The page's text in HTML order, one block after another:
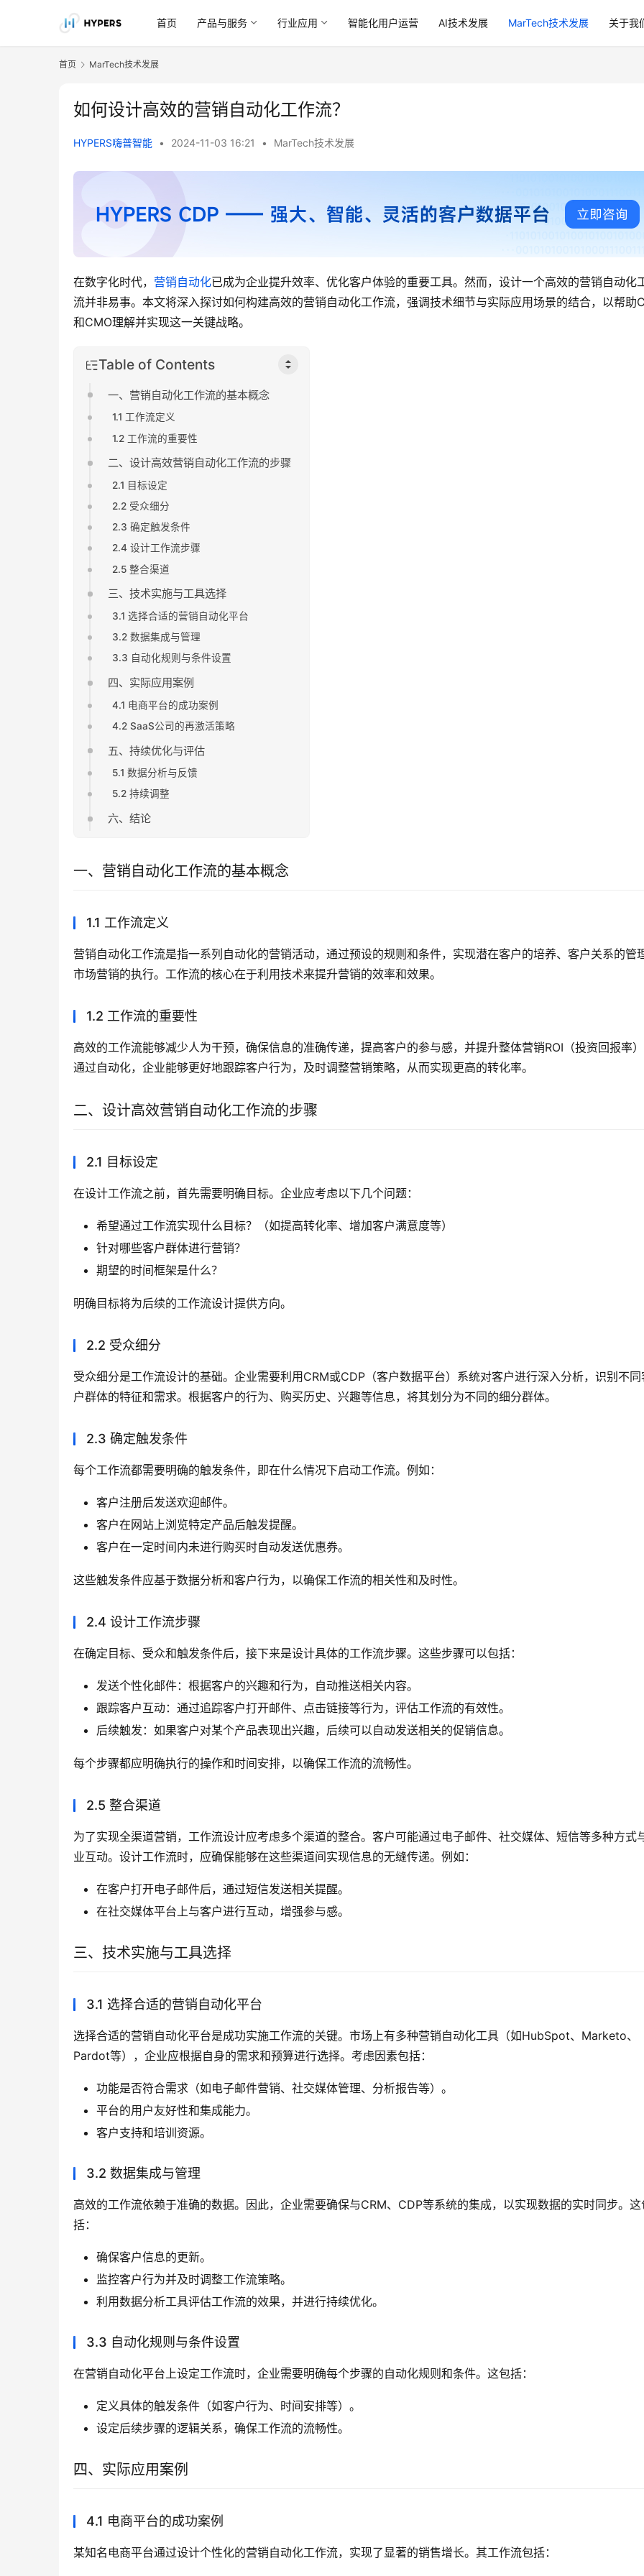
首页 产品与服务 行业应用 智能化用户运营 AI技术发展 MarTech技术发展 关于我
首页 MarTech技术发展
如何设计高效的营销自动化工作流？
HYPERS嗨普智能 • 2024-11-03 16:21 • MarTech技术发展
在数字化时代， 营销自动化已成为企业提升效率、优化客户体验的重要工具。然而，设计一个高效的营销自动化
流并非易事。本文将深入探讨如何构建高效的营销自动化工作流，强调技术细节与实际应用场景的结合，以帮助
和CMO理解并实现这一关键战略。
Table of Contents
一、营销自动化工作流的基本概念
1.1 工作流定义
1.2 工作流的重要性
二、设计高效营销自动化工作流的步骤
2.1 目标设定
2.2 受众细分
2.3 确定触发条件
2.4 设计工作流步骤
2.5 整合渠道
三、技术实施与工具选择
3.1 选择合适的营销自动化平台
3.2 数据集成与管理
3.3 自动化规则与条件设置
四、实际应用案例
4.1 电商平台的成功案例
4.2 SaaS公司的再激活策略
五、持续优化与评估
5.1 数据分析与反馈
5.2 持续调整
六、结论
一、营销自动化工作流的基本概念
1.1 工作流定义
营销自动化工作流是指一系列自动化的营销活动，通过预设的规则和条件，实现潜在客户的培养、客户关系的管
市场营销的执行。工作流的核心在于利用技术来提升营销的效率和效果。
1.2 工作流的重要性
高效的工作流能够减少人为干预，确保信息的准确传递，提高客户的参与感，并提升整体营销ROI（投资回报率
通过自动化，企业能够更好地跟踪客户行为，及时调整营销策略，从而实现更高的转化率。
二、设计高效营销自动化工作流的步骤
2.1 目标设定
在设计工作流之前，首先需要明确目标。企业应考虑以下几个问题：
希望通过工作流实现什么目标？（如提高转化率、增加客户满意度等）
针对哪些客户群体进行营销？
期望的时间框架是什么？
明确目标将为后续的工作流设计提供方向。
2.2 受众细分
受众细分是工作流设计的基础。企业需要利用CRM或CDP（客户数据平台）系统对客户进行深入分析，识别不同
户群体的特征和需求。根据客户的行为、购买历史、兴趣等信息，将其划分为不同的细分群体。
2.3 确定触发条件
每个工作流都需要明确的触发条件，即在什么情况下启动工作流。例如：
客户注册后发送欢迎邮件。
客户在网站上浏览特定产品后触发提醒。
客户在一定时间内未进行购买时自动发送优惠券。
这些触发条件应基于数据分析和客户行为，以确保工作流的相关性和及时性。
2.4 设计工作流步骤
在确定目标、受众和触发条件后，接下来是设计具体的工作流步骤。这些步骤可以包括：
发送个性化邮件：根据客户的兴趣和行为，自动推送相关内容。
跟踪客户互动：通过追踪客户打开邮件、点击链接等行为，评估工作流的有效性。
后续触发：如果客户对某个产品表现出兴趣，后续可以自动发送相关的促销信息。
每个步骤都应明确执行的操作和时间安排，以确保工作流的流畅性。
2.5 整合渠道
为了实现全渠道营销，工作流设计应考虑多个渠道的整合。客户可能通过电子邮件、社交媒体、短信等多种方式
业互动。设计工作流时，应确保能够在这些渠道间实现信息的无缝传递。例如：
在客户打开电子邮件后，通过短信发送相关提醒。
在社交媒体平台上与客户进行互动，增强参与感。
三、技术实施与工具选择
3.1 选择合适的营销自动化平台
选择合适的营销自动化平台是成功实施工作流的关键。市场上有多种营销自动化工具（如HubSpot、Marketo、
Pardot等），企业应根据自身的需求和预算进行选择。考虑因素包括：
功能是否符合需求（如电子邮件营销、社交媒体管理、分析报告等）。
平台的用户友好性和集成能力。
客户支持和培训资源。
3.2 数据集成与管理
高效的工作流依赖于准确的数据。因此，企业需要确保与CRM、CDP等系统的集成，以实现数据的实时同步。这
括：
确保客户信息的更新。
监控客户行为并及时调整工作流策略。
利用数据分析工具评估工作流的效果，并进行持续优化。
3.3 自动化规则与条件设置
在营销自动化平台上设定工作流时，企业需要明确每个步骤的自动化规则和条件。这包括：
定义具体的触发条件（如客户行为、时间安排等）。
设定后续步骤的逻辑关系，确保工作流的流畅性。
四、实际应用案例
4.1 电商平台的成功案例
某知名电商平台通过设计个性化的营销自动化工作流，实现了显著的销售增长。其工作流包括：